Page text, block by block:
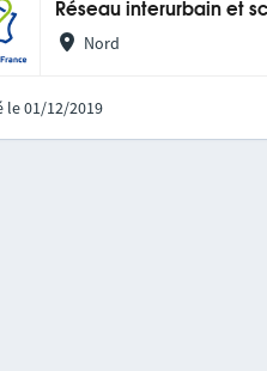
Réseau interurbain et
Nord
le 01/12/2019